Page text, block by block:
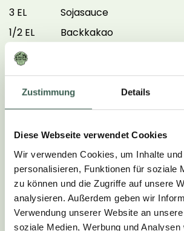
Zustimmung Details
Diese Webseite verwendet Cookies
Wir verwenden Cookies, um Inhalte
personalisieren, Funktionen für soziale
zu können und die Zugriffe auf unsere
analysieren. Außerdem geben wir
Verwendung unserer Website an
soziale Medien, Werbung und Analysen
3 EL
Sojasauce
1/2 EL
Backkakao
etwas Salz und Pfeffer
Pflanzenöl (zum Anbraten)
SO WIRD'S GEMACHT:
1.
Den Ofen auf 180°C vorheizen.
den Grossteil des Grüns entfernen